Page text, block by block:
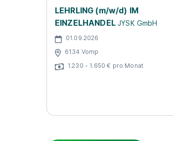
LEHRLING (m/w/d) IM
EINZELHANDELJYSK GmbH
01.09.2026
6134 Vomp
1.230 - 1.650 € pro Monat